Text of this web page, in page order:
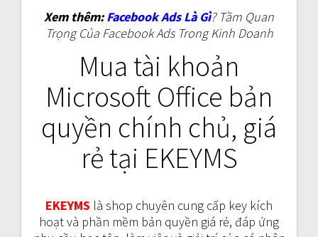
Xem thêm: Facebook Ads Là Gì? Tầm Quan
Trọng Của Facebook Ads Trong Kinh Doanh
Mua tài khoản
Microsoft Office bản
quyền chính chủ, giá
rẻ tại EKEYMS
EKEYMS là shop chuyên cung cấp key kích
hoạt và phần mềm bản quyền giá rẻ, đáp ứng